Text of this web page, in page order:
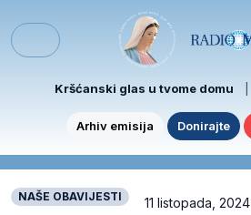
Menu
Kršćanski glas u tvome domu
Arhiv emisija Donirajte
NAŠE OBAVIJESTI 11 listopada, 2024